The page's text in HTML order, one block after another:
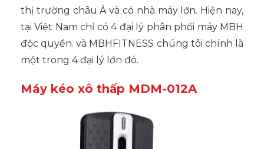
thị trường châu Á và có nhà máy lớn. Hiện nay,
tại Việt Nam chỉ có 4 đại lý phân phối máy MBH
độc quyền. và MBHFITNESS chúng tôi chính là
một trong 4 đại lý lớn đó.
Máy kéo xô thấp MDM-012A